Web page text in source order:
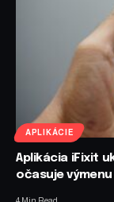
APLIKÁCIE
Aplikácia iFixit
očasuje